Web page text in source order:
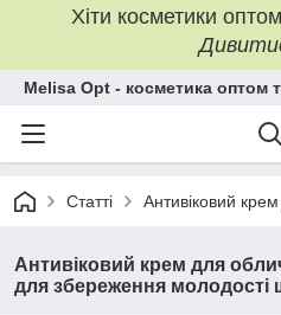
Хіти косметики
Melisa Opt - косметика оптом
Статті Антивіковий
Антивіковий крем для
для збереження молодості